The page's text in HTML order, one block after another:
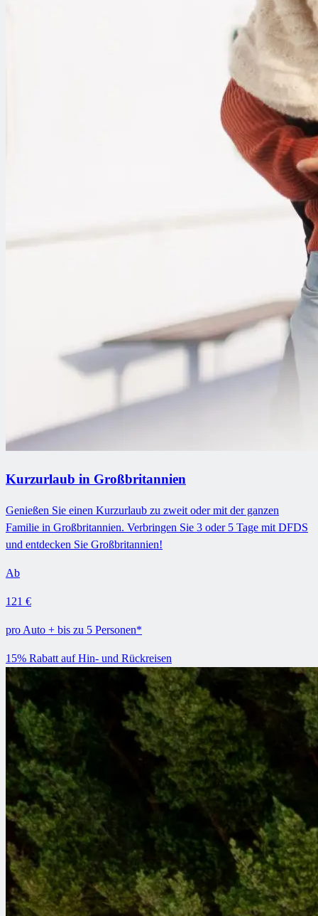
Kurzurlaub in Großbritannien
Genießen Sie einen Kurzurlaub zu zweit oder mit der ganzen
Familie in Großbritannien. Verbringen Sie 3 oder 5 Tage mit DFDS
und entdecken Sie Großbritannien!
Ab
121 €
pro Auto + bis zu 5 Personen*
15% Rabatt auf Hin- und Rückreisen